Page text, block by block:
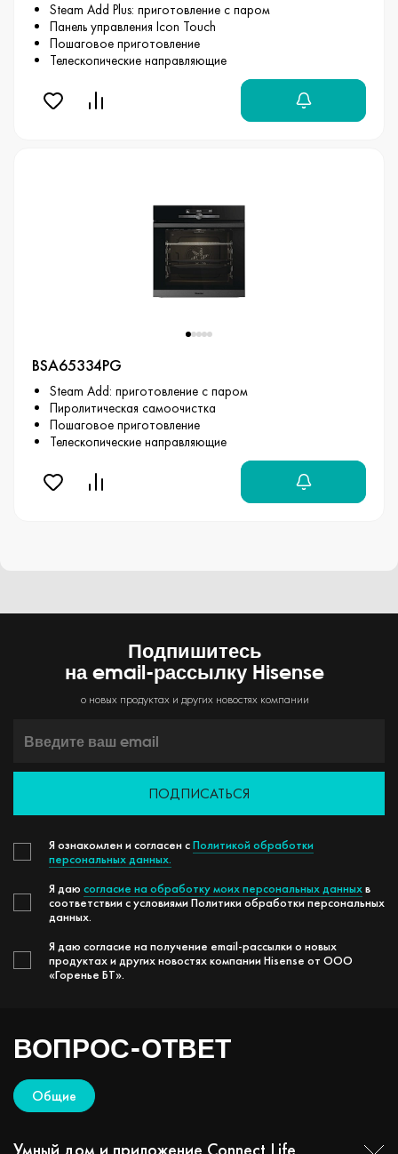
Steam Add Plus: приготовление с паром
Панель управления Icon Touch
Пошаговое приготовление
Телескопические направляющие
BSA65334PG
Steam Add: приготовление с паром
Пиролитическая самоочистка
Пошаговое приготовление
Телескопические направляющие
Подпишитесь
на email-рассылку Hisense
о новых продуктах и других новостях компании
ПОДПИСАТЬСЯ
Я ознакомлен и согласен сПолитикой обработки
персональных данных.
Я даю согласие на обработку моих персональных данныхв
соответствии с условиями Политики обработки персональных
данных.
Я даю согласие на получение email-рассылки о новых
продуктах и других новостях компании Hisense от ООО
«Горенье БТ».
ВОПРОС-ОТВЕТ
Общие